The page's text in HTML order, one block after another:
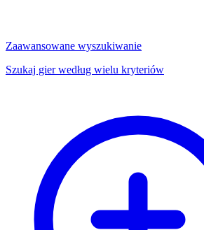
Zaawansowane wyszukiwanie
Szukaj gier według wielu kryteriów